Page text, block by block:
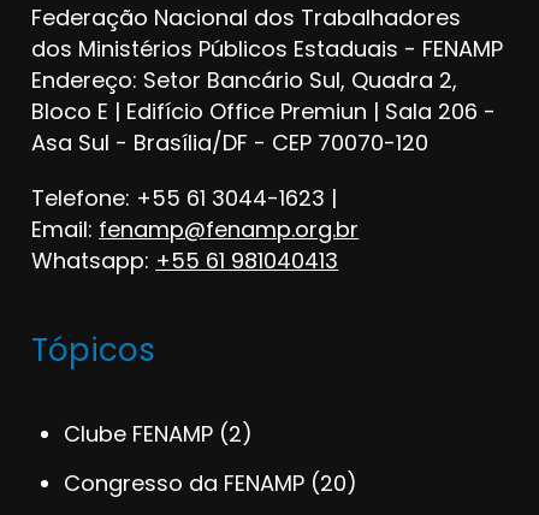
Federação Nacional dos Trabalhadores
dos Ministérios Públicos Estaduais - FENAMP
Endereço: Setor Bancário Sul, Quadra 2,
Bloco E | Edifício Office Premiun | Sala 206 -
Asa Sul - Brasília/DF - CEP 70070-120
Telefone: +55 61 3044-1623 |
Email: fenamp@fenamp.org.br
Whatsapp: +55 61 981040413
Tópicos
Clube FENAMP (2)
Congresso da FENAMP (20)